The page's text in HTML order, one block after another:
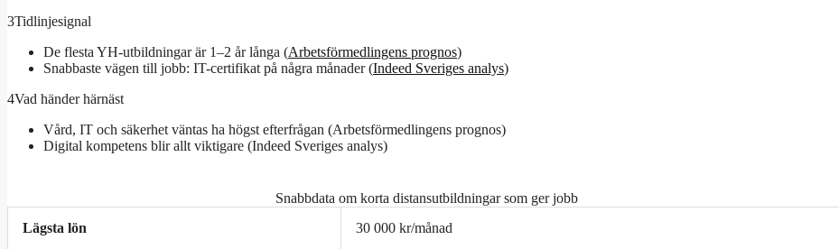
3Tidlinjesignal
De flesta YH-utbildningar är 1–2 år långa (Arbetsförmedlingens prognos)
Snabbaste vägen till jobb: IT-certifikat på några månader (Indeed Sveriges analys)
4Vad händer härnäst
Vård, IT och säkerhet väntas ha högst efterfrågan (Arbetsförmedlingens prognos)
Digital kompetens blir allt viktigare (Indeed Sveriges analys)
Snabbdata om korta distansutbildningar som ger jobb
Lägsta lön
30 000 kr/månad